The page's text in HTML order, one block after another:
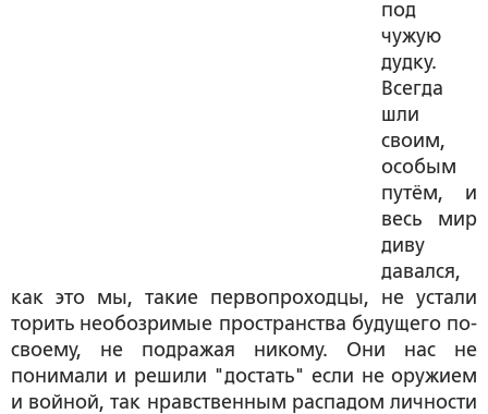
под
чужую
дудку.
Всегда
шли
своим,
особым
путём, и
весь мир
диву
давался,
как это мы, такие первопроходцы, не устали
торить необозримые пространства будущего по-
своему, не подражая никому. Они нас не
понимали и решили "достать" если не оружием
и войной, так нравственным распадом личности